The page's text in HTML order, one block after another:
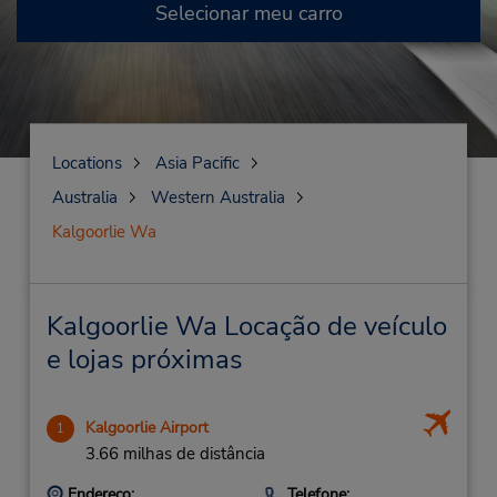
Selecionar meu carro
Locations
Asia Pacific
Australia
Western Australia
Kalgoorlie Wa
Kalgoorlie Wa Locação de veículo
e lojas próximas
1 Kalgoorlie Airport
3.66 milhas de distância